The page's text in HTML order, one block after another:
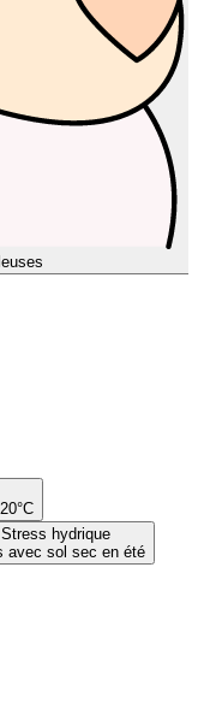
Stress hydrique
avec sol sec en été